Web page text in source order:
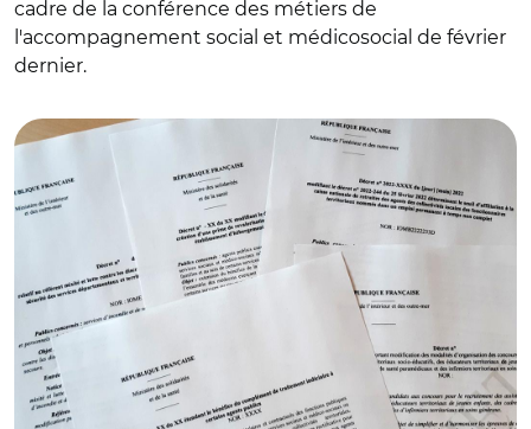
cadre de la conférence des métiers de
l'accompagnement social et médicosocial de février
dernier.